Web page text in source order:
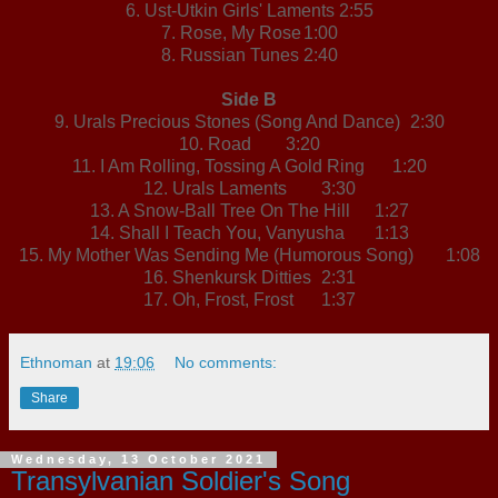
6. Ust-Utkin Girls' Laments 2:55
7. Rose, My Rose 1:00
8. Russian Tunes 2:40
Side B
9. Urals Precious Stones (Song And Dance)
2:30
10. Road
3:20
11. I Am Rolling, Tossing A Gold Ring
1:20
12. Urals Laments
3:30
13. A Snow-Ball Tree On The Hill
1:27
14. Shall I Teach You, Vanyusha
1:13
15. My Mother Was Sending Me (Humorous Song)
1:08
16. Shenkursk Ditties
2:31
17. Oh, Frost, Frost
1:37
Ethnoman at 19:06 No comments:
Share
Wednesday, 13 October 2021
Transylvanian Soldier's Song